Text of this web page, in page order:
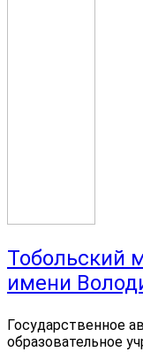
Тобольский
имени
Государственное
образовательное